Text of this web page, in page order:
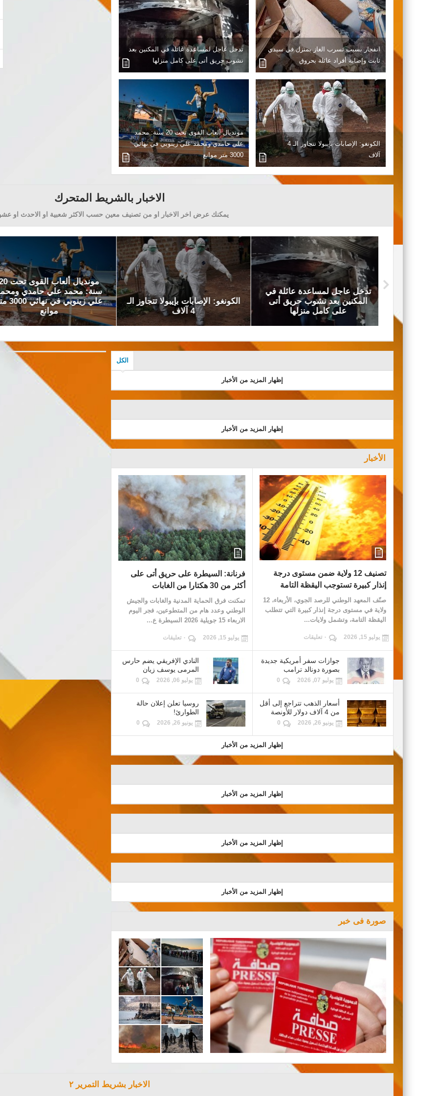
انفجار بسبب تسرب الغاز بمنزل في سيدي
ثابت وإصابة أفراد عائلة بحروق
تدخل عاجل لمساعدة عائلة في المكنين بعد
نشوب حريق أتى على كامل منزلها
الكونغو: الإصابات بإيبولا تتجاوز الـ 4
آلاف
مونديال ألعاب القوى تحت 20 سنة: محمد
علي حامدي ومحمد علي زينوبي في نهائي
3000 متر موانع
الاخبار بالشريط المتحرك
يمكنك عرض اخر الاخبار او من تصنيف معين حسب الاكثر شعبية او الاحدث او
الكونغو: الإصابات بإيبولا تتجاوز الـ
4 آلاف
مونديال ألعاب القوى تحت 20
سنة: محمد علي حامدي ومحمد
علي زينوبي في نهائي 3000 متر
موانع
حاكم
شخص أثناء اقتحام
الكل
إظهار المزيد من الأخبار
إظهار المزيد من الأخبار
الأخبار
تصنيف 12 ولاية ضمن مستوى درجة
إنذار كبيرة تستوجب اليقظة التامة
صنّف المعهد الوطني للرصد الجوي، الأربعاء، 12
ولاية في مستوى درجة إنذار كبيرة التي تتطلب
اليقظة التامة، وتشمل ولايات...
يوليو 15, 2026 ٠ تعليقات
فرنانة: السيطرة على حريق أتى على
أكثر من 30 هكتارا من الغابات
تمكنت فرق الحماية المدنية والغابات والجيش
الوطني وعدد هام من المتطوعين، فجر اليوم
الاربعاء 15 جويلية 2026 السيطرة ع...
يوليو 15, 2026 ٠ تعليقات
جوازات سفر أمريكية جديدة
بصورة دونالد ترامب
يوليو 07, 2026 0
النادي الإفريقي يضم حارس
المرمى يوسف زيان
يوليو 06, 2026 0
أسعار الذهب تتراجع إلى أقل
من 4 آلاف دولار للأونصة
يونيو 26, 2026 0
روسيا تعلن إعلان حالة
الطوارئ!
يونيو 26, 2026 0
إظهار المزيد من الأخبار
إظهار المزيد من الأخبار
إظهار المزيد من الأخبار
إظهار المزيد من الأخبار
صورة فى خبر
الاخبار بشريط التمرير ٢